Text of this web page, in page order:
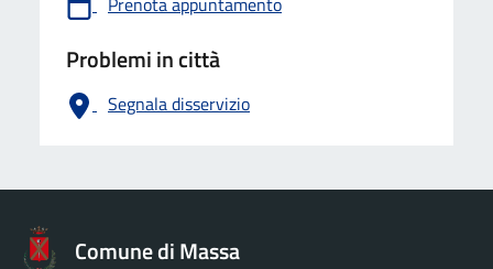
Problemi in città
Segnala disservizio
logo Unione Europea
Comune di Massa